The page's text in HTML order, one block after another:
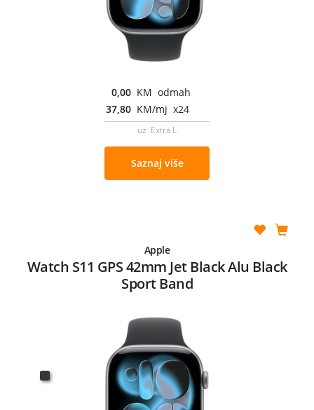
0,00 KM odmah
37,80 KM/mj x24
uz Extra L
Saznaj više
Apple
Watch S11 GPS 42mm Jet Black Alu Black
Sport Band